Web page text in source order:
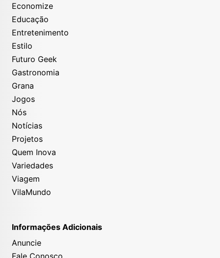
Economize
Educação
Entretenimento
Estilo
Futuro Geek
Gastronomia
Grana
Jogos
Nós
Notícias
Projetos
Quem Inova
Variedades
Viagem
VilaMundo
Informações Adicionais
Anuncie
Fale Conosco